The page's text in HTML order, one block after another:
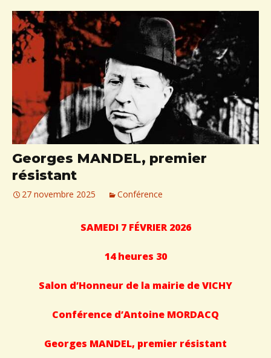
Georges MANDEL, premier
résistant
27 novembre 2025 Conférence
SAMEDI 7 FÉVRIER 2026
14 heures 30
Salon d’Honneur de la mairie de VICHY
Conférence d’Antoine MORDACQ
Georges MANDEL, premier résistant